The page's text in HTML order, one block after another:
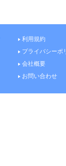
利用規約
プライバシーポ
会社概要
お問い合わせ